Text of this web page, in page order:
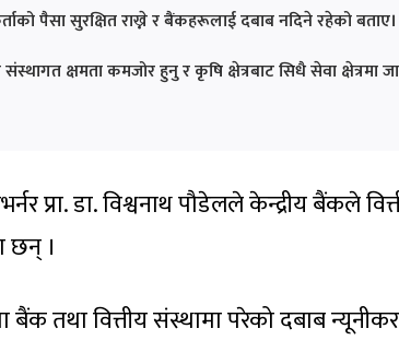
पैसा सुरक्षित राख्ने र बैंकहरूलाई दबाब नदिने रहेको बताए।
क्षमता कमजोर हुनु र कृषि क्षेत्रबाट सिधै सेवा क्षेत्रमा
प्रा. डा. विश्वनाथ पौडेलले केन्द्रीय बैंकले
छन् ।
तथा वित्तीय संस्थामा परेको दबाब